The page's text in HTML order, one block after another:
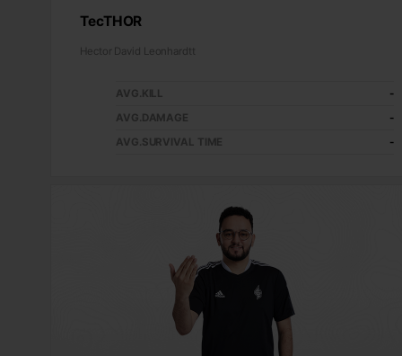
TecTHOR
Hector David Leonhardtt
AVG.KILL
-
AVG.DAMAGE
-
AVG.SURVIVAL TIME
-